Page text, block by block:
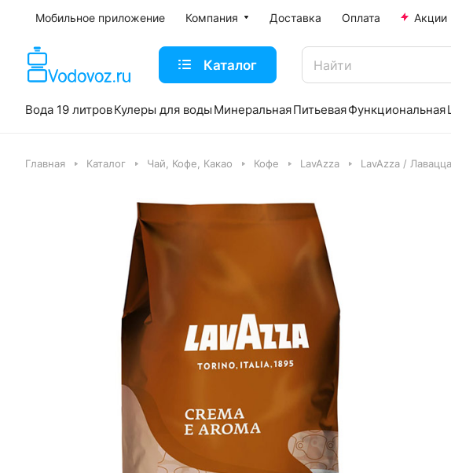
Мобильное приложение Компания Доставка Оплата Акции
Каталог
Вода 19 литровКулеры для воды МинеральнаяПитьеваяФункциональная
Главная Каталог Чай, Кофе, Какао Кофе LavAzza LavAzza /